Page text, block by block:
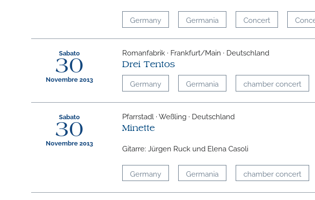
Germany Germania Concert
Sabato
30
Novembre 2013
Romanfabrik · Frankfurt/Main · Deutschland
Drei Tentos
Germany Germania chamber concert
Sabato
30
Novembre 2013
Pfarrstadl · Weßling · Deutschland
Minette
Gitarre: Jürgen Ruck und Elena Casoli
Germany Germania chamber concert